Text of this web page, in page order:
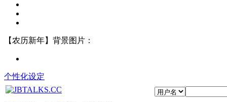
【农历新年】背景图片：
个性化设定